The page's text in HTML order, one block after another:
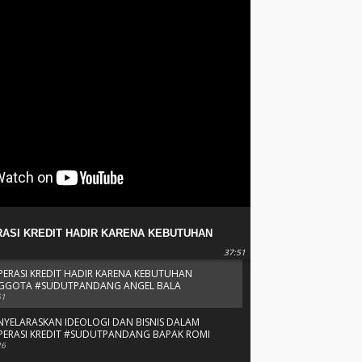
KREDIT HADIR KARENA KEBUTUHAN
37:51
KREDIT HADIR KARENA KEBUTUHAN
#SUDUTPANDANG ANGEL BALA
IDEOLOGI DAN BISNIS DALAM
KREDIT #SUDUTPANDANG BAPAK ROMI
FRANSU